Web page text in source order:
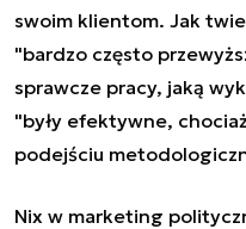
swoim klientom. Jak
"bardzo często
sprawcze pracy, jaką
"były efektywne,
podejściu
Nix w marketing